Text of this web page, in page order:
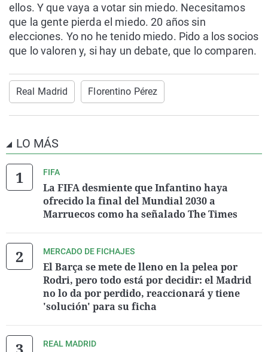
ellos. Y que vaya a votar sin miedo. Necesitamos
que la gente pierda el miedo. 20 años sin
elecciones. Yo no he tenido miedo. Pido a los socios
que lo valoren y, si hay un debate, que lo comparen.
Real Madrid Florentino Pérez
LO MÁS
FIFA
La FIFA desmiente que Infantino haya
ofrecido la final del Mundial 2030 a
Marruecos como ha señalado The Times
MERCADO DE FICHAJES
El Barça se mete de lleno en la pelea por
Rodri, pero todo está por decidir: el Madrid
no lo da por perdido, reaccionará y tiene
'solución' para su ficha
REAL MADRID